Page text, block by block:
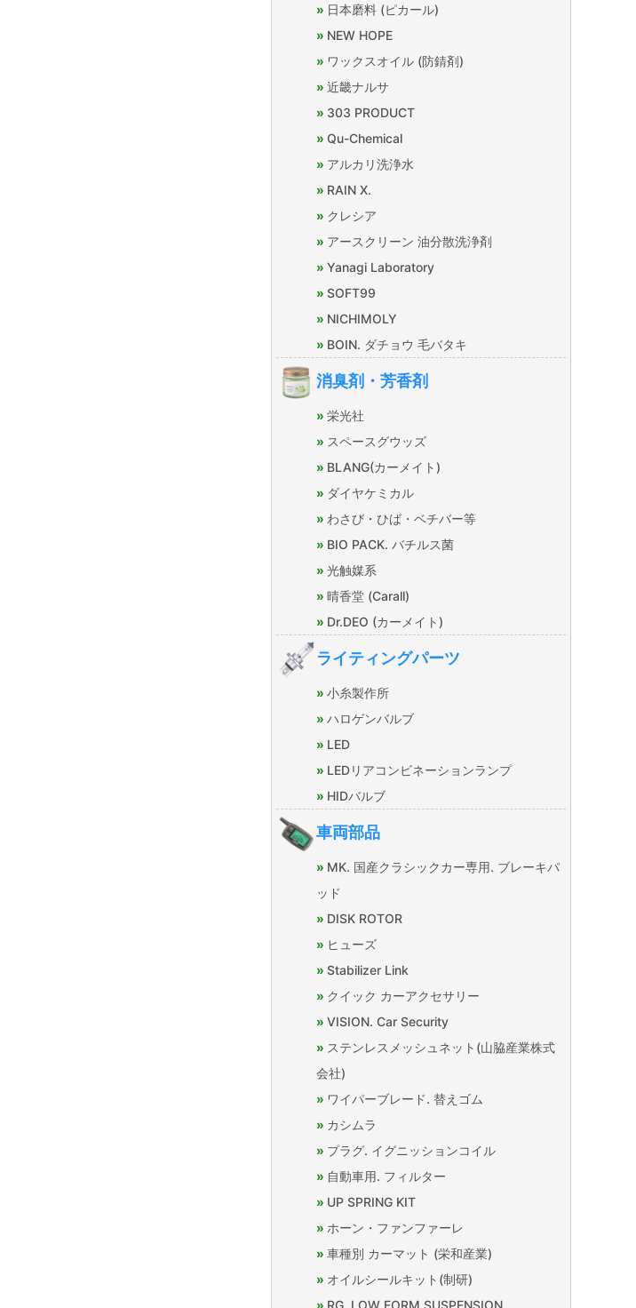
日本磨料 (ピカール)
NEW HOPE
ワックスオイル (防錆剤)
近畿ナルサ
303 PRODUCT
Qu-Chemical
アルカリ洗浄水
RAIN X.
クレシア
アースクリーン 油分散洗浄剤
Yanagi Laboratory
SOFT99
NICHIMOLY
BOIN. ダチョウ 毛バタキ
消臭剤・芳香剤
栄光社
スペースグウッズ
BLANG(カーメイト)
ダイヤケミカル
わさび・ひば・ベチバー等
BIO PACK. バチルス菌
光触媒系
晴香堂 (Carall)
Dr.DEO (カーメイト)
ライティングパーツ
小糸製作所
ハロゲンバルブ
LED
LEDリアコンビネーションランプ
HIDバルブ
車両部品
MK. 国産クラシックカー専用. ブレーキパ
ッド
DISK ROTOR
ヒューズ
Stabilizer Link
クイック カーアクセサリー
VISION. Car Security
ステンレスメッシュネット(山脇産業株式
会社)
ワイパーブレード. 替えゴム
カシムラ
プラグ. イグニッションコイル
自動車用. フィルター
UP SPRING KIT
ホーン・ファンファーレ
車種別 カーマット (栄和産業)
オイルシールキット(制研)
RG. LOW FORM SUSPENSION